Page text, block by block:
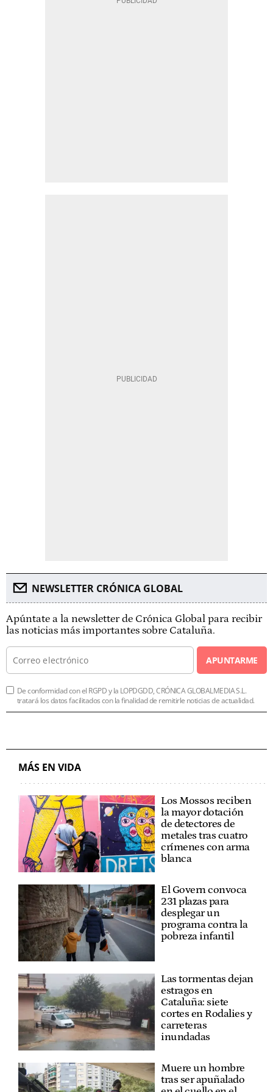
NEWSLETTER CRÓNICA GLOBAL
Apúntate a la newsletter de Crónica Global para recibir
las noticias más importantes sobre Cataluña.
APUNTARME
De conformidad con el RGPD y la LOPDGDD, CRÓNICA GLOBALMEDIA S.L.
tratará los datos facilitados con la finalidad de remitirle noticias de actualidad.
MÁS EN VIDA
Los Mossos reciben
la mayor dotación
de detectores de
metales tras cuatro
crímenes con arma
blanca
El Govern convoca
231 plazas para
desplegar un
programa contra la
pobreza infantil
Las tormentas dejan
estragos en
Cataluña: siete
cortes en Rodalies y
carreteras
inundadas
Muere un hombre
tras ser apuñalado